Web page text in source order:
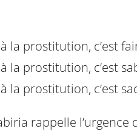
la prostitution, c’est
la prostitution, c’est
la prostitution, c’est
rappelle